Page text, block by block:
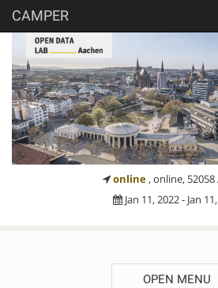
CAMPER
online , online, 52058
Jan 11, 2022 - Jan
OPEN MENU